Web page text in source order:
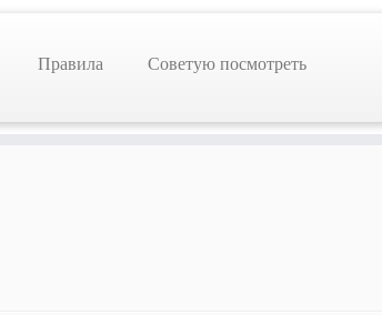
Правила Советую посмотреть